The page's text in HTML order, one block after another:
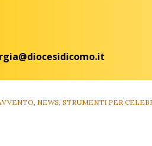
NEWS STRUMENTI PER